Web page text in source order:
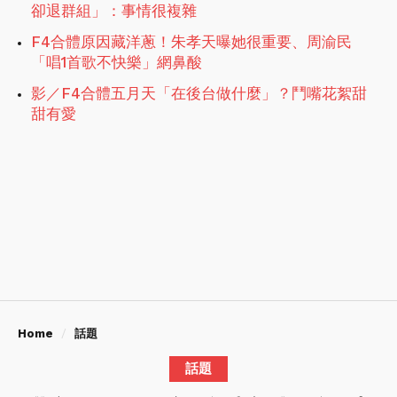
卻退群組」：事情很複雜
F4合體原因藏洋蔥！朱孝天曝她很重要、周渝民
「唱1首歌不快樂」網鼻酸
影／F4合體五月天「在後台做什麼」？鬥嘴花絮甜
甜有愛
Home 話題
話題